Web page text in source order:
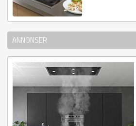
ANNONSER